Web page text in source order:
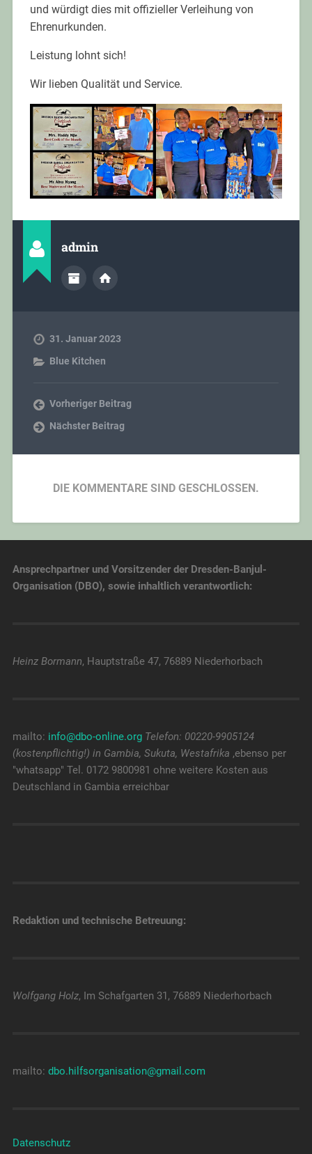
und würdigt dies mit offizieller Verleihung von
Ehrenurkunden.
Leistung lohnt sich!
Wir lieben Qualität und Service.
admin
31. Januar 2023
Blue Kitchen
Vorheriger Beitrag
Nächster Beitrag
DIE KOMMENTARE SIND GESCHLOSSEN.
Ansprechpartner und Vorsitzender der Dresden-Banjul-
Organisation (DBO), sowie inhaltlich verantwortlich:
Heinz Bormann, Hauptstraße 47, 76889 Niederhorbach
mailto: info@dbo-online.org Telefon: 00220-9905124
(kostenpflichtig!) in Gambia, Sukuta, Westafrika ,ebenso per
"whatsapp" Tel. 0172 9800981 ohne weitere Kosten aus
Deutschland in Gambia erreichbar
Redaktion und technische Betreuung:
Wolfgang Holz, Im Schafgarten 31, 76889 Niederhorbach
mailto: dbo.hilfsorganisation@gmail.com
Datenschutz